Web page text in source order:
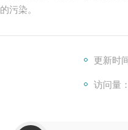
污染。
更新时
访问量